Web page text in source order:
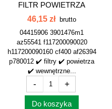
FILTR POWIETRZA
WEWNĘTRZNY...
46,15 zł
brutto
04415906 3901476m1
az55541 f117200090020
h117200090160 cf400 af26394
p780012 ✔️ filtry ✔️ powietrza
✔️ wewnętrzne...
- +
Do koszyka